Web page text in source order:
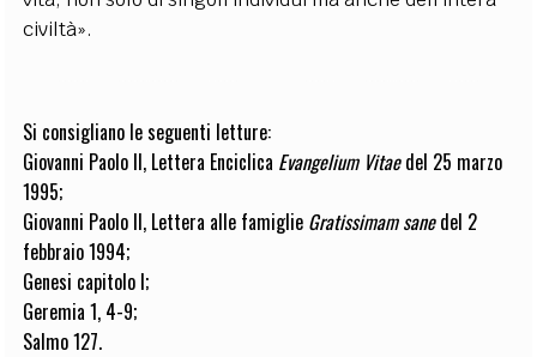
civiltà».
Si consigliano le seguenti letture:
Giovanni Paolo II, Lettera Enciclica Evangelium Vitaedel 25 marzo
1995;
Giovanni Paolo II, Lettera alle famiglie Gratissimam sanedel 2
febbraio 1994;
Genesi capitolo I;
Geremia 1, 4-9;
Salmo 127.